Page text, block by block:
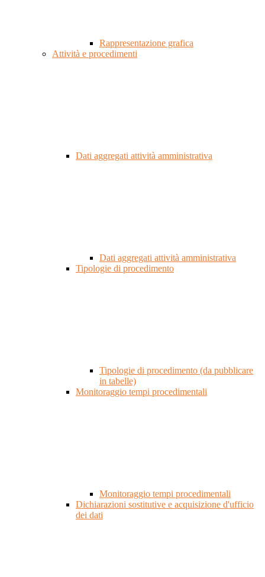
Rappresentazione grafica
Attività e procedimenti
Dati aggregati attività amministrativa
Dati aggregati attività amministrativa
Tipologie di procedimento
Tipologie di procedimento (da pubblicare
in tabelle)
Monitoraggio tempi procedimentali
Monitoraggio tempi procedimentali
Dichiarazioni sostitutive e acquisizione d'ufficio
dei dati